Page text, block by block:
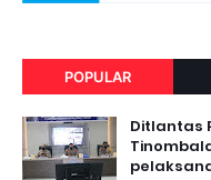
POPULAR
Ditlantas